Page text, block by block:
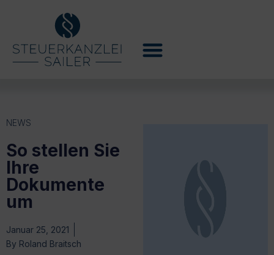
NEWS
So stellen Sie
Ihre
Dokumente
um
Januar 25, 2021
By Roland Braitsch